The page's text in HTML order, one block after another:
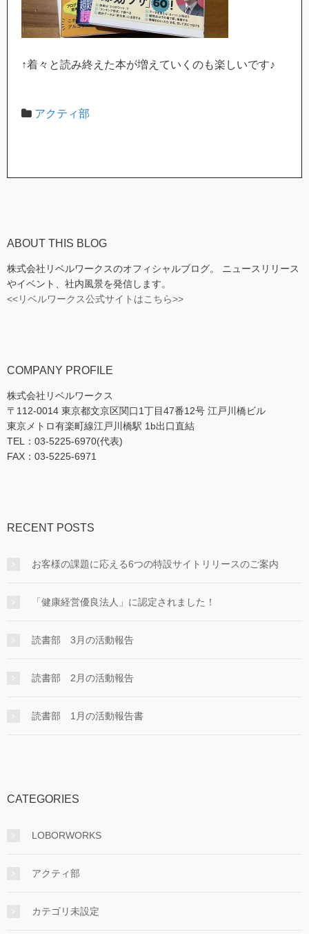
↑着々と読み終えた本が増えていくのも楽しいです♪
アクティ部
ABOUT THIS BLOG
株式会社リベルワークスのオフィシャルブログ。 ニュースリリース
やイベント、社内風景を発信します。
<<リベルワークス公式サイトはこちら>>
COMPANY PROFILE
株式会社リベルワークス
〒112-0014 東京都文京区関口1丁目47番12号 江戸川橋ビル
東京メトロ有楽町線江戸川橋駅 1b出口直結
TEL：03-5225-6970(代表)
FAX：03-5225-6971
RECENT POSTS
お客様の課題に応える6つの特設サイトリリースのご案内
「健康経営優良法人」に認定されました！
読書部 3月の活動報告
読書部 2月の活動報告
読書部 1月の活動報告書
CATEGORIES
LOBORWORKS
アクティ部
カテゴリ未設定